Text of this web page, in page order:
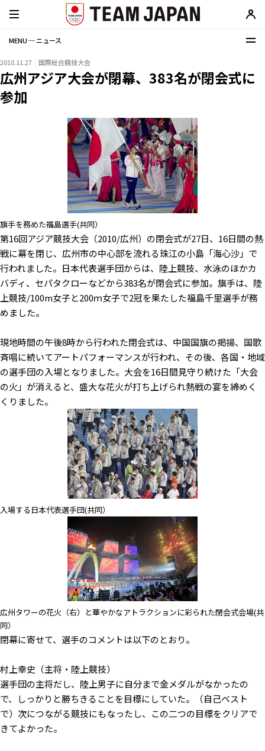
MENU ─ ニュース
2010.11.27 国際総合競技大会
広州アジア大会が閉幕、383名が閉会式に
参加
旗手を務めた福島選手(共同）
第16回アジア競技大会（2010/広州）の閉会式が27日、16日間の熱
戦に幕を閉じ、広州市の中心部を流れる珠江の小島「海心沙」で
行われました。日本代表選手団からは、陸上競技、水泳のほかカ
バディ、セパタクローなどから383名が閉会式に参加。旗手は、陸
上競技/100m女子と200ｍ女子で2冠を果たした福島千里選手が務
めました。
現地時間の午後8時から行われた閉会式は、中国国旗の掲揚、国歌
斉唱に続いてアートパフォーマンスが行われ、その後、各国・地域
の選手団の入場となりました。大会を16日間見守り続けた「大会
の火」が消えると、盛大な花火が打ち上げられ熱戦の宴を締めく
くりました。
入場する日本代表選手団(共同）
広州タワーの花火（右）と華やかなアトラクションに彩られた閉会式会場(共
同）
閉幕に寄せて、選手のコメントは以下のとおり。
村上幸史（主将・陸上競技）
選手団の主将だし、陸上男子に自分まで金メダルがなかったの
で、しっかりと勝ちきることを目標にしていた。（自己ベスト
で）次につながる競技にもなったし、この二つの目標をクリアで
きてよかった。